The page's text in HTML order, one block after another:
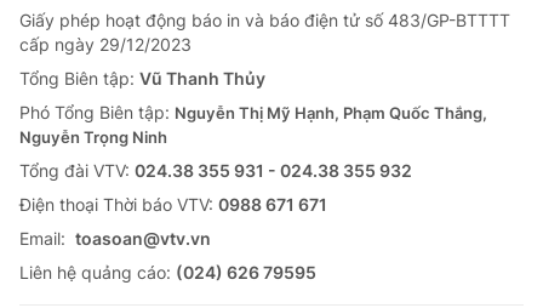
Giấy phép hoạt động báo in và báo điện tử số 483/GP-BTTTT
cấp ngày 29/12/2023
Tổng Biên tập: Vũ Thanh Thủy
Phó Tổng Biên tập: Nguyễn Thị Mỹ Hạnh, Phạm Quốc Thắng,
Nguyễn Trọng Ninh
Tổng đài VTV: 024.38 355 931 - 024.38 355 932
Ðiện thoại Thời báo VTV: 0988 671 671
Email: toasoan@vtv.vn
Liên hệ quảng cáo: (024) 626 79595